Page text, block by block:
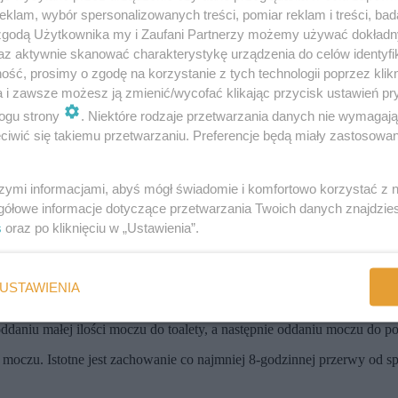
występują na przykład:
paskowych lub mikroskopu. Próbka powinna zostać
pobrania moczu.
podmyciu się
małej ilości moczu do toalety, a następnie oddaniu moczu do
Istotne jest zachowanie co najmniej 8-godzinnej przerwy od
wybór spersonalizowanych treści, pomiar reklam i treści,
Użytkownika my i Zaufani Partnerzy możemy używać
aktywnie skanować charakterystykę urządzenia do celów
prosimy o zgodę na korzystanie z tych technologii poprzez
i zawsze możesz ją zmienić/wycofać klikając przycisk ustawień
strony
. Niektóre rodzaje przetwarzania danych nie
się takiemu przetwarzaniu. Preferencje będą miały
informacjami, abyś mógł świadomie i komfortowo korzystać z
informacje dotyczące przetwarzania Twoich danych
oraz po kliknięciu w „Ustawienia”.
USTAWIENIA